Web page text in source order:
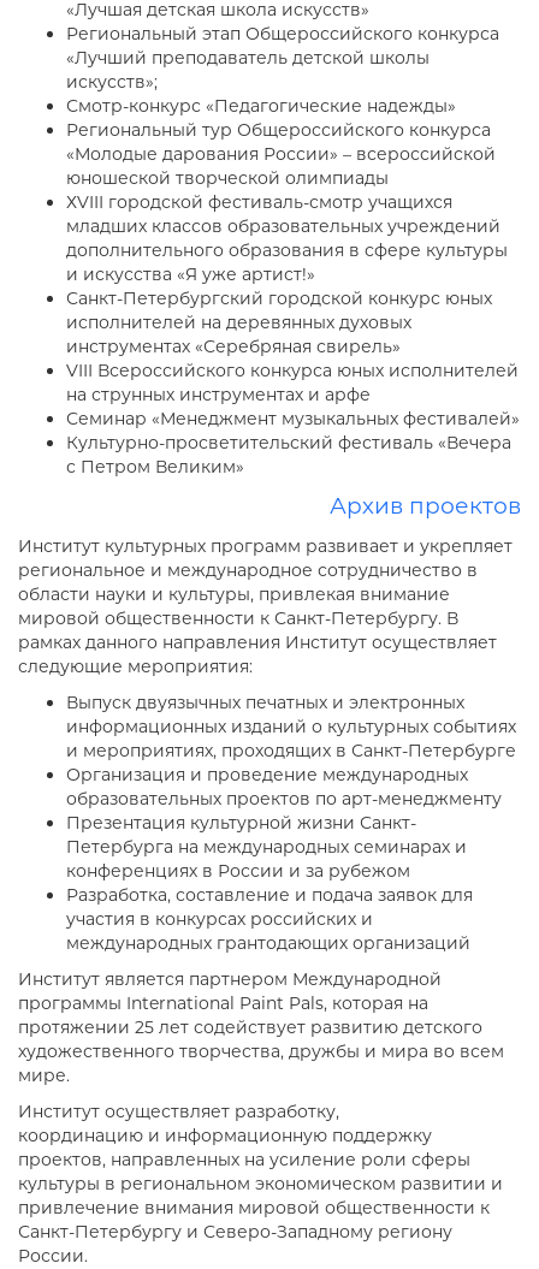
«Лучшая детская школа искусств»
Региональный этап Общероссийского конкурса
«Лучший преподаватель детской школы
искусств»;
Смотр-конкурс «Педагогические надежды»
Региональный тур Общероссийского конкурса
«Молодые дарования России» – всероссийской
юношеской творческой олимпиады
ХVIII городской фестиваль-смотр учащихся
младших классов образовательных учреждений
дополнительного образования в сфере культуры
и искусства «Я уже артист!»
Санкт-Петербургский городской конкурс юных
исполнителей на деревянных духовых
инструментах «Серебряная свирель»
VIII Всероссийского конкурса юных исполнителей
на струнных инструментах и арфе
Семинар «Менеджмент музыкальных фестивалей»
Культурно-просветительский фестиваль «Вечера
с Петром Великим»
Архив проектов
Институт культурных программ развивает и укрепляет
региональное и международное сотрудничество в
области науки и культуры, привлекая внимание
мировой общественности к Санкт-Петербургу. В
рамках данного направления Институт осуществляет
следующие мероприятия:
Выпуск двуязычных печатных и электронных
информационных изданий о культурных событиях
и мероприятиях, проходящих в Санкт-Петербурге
Организация и проведение международных
образовательных проектов по арт-менеджменту
Презентация культурной жизни Санкт-
Петербурга на международных семинарах и
конференциях в России и за рубежом
Разработка, составление и подача заявок для
участия в конкурсах российских и
международных грантодающих организаций
Институт является партнером Международной
программы International Paint Pals, которая на
протяжении 25 лет содействует развитию детского
художественного творчества, дружбы и мира во всем
мире.
Институт осуществляет разработку,
координацию и информационную поддержку
проектов, направленных на усиление роли сферы
культуры в региональном экономическом развитии и
привлечение внимания мировой общественности к
Санкт-Петербургу и Северо-Западному региону
России.